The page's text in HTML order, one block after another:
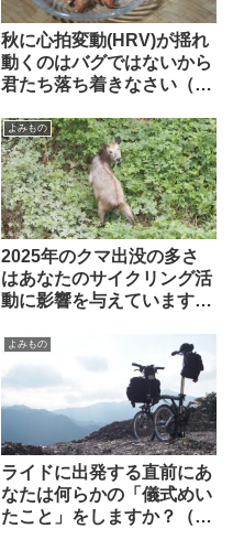
秋に心拍変動(HRV)が揺れ
動くのはバグではないから
君たち落ち着きなさい（海
察）
よみもの
2025年のクマ出没の多さ
はあなたのサイクリング活
動に影響を与えています
チ考察）
よみもの
ライドに出発する直前にあ
なたは何らかの「儀式めい
たこと」をしますか？（海